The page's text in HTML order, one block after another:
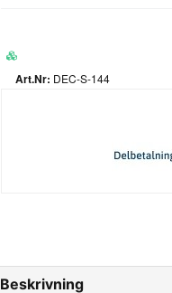
DEC-S-144
Beskrivning